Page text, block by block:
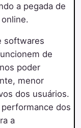
a pegada de
softwares
de
poder
menor
dos usuários.
dos
a